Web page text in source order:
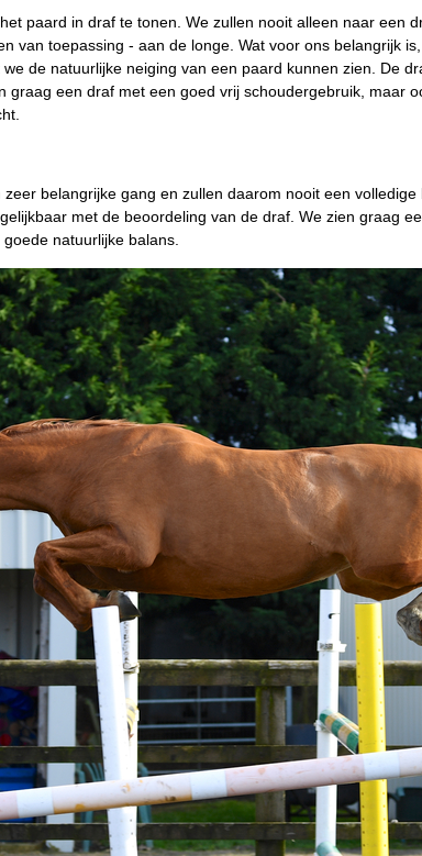
paard in draf te tonen. We zullen nooit alleen naar een
van toepassing - aan de longe. Wat voor ons belangrijk
de natuurlijke neiging van een paard kunnen zien. De
graag een draf met een goed vrij schoudergebruik, maar
belangrijke gang en zullen daarom nooit een
met de beoordeling van de draf. We zien graag
natuurlijke balans.